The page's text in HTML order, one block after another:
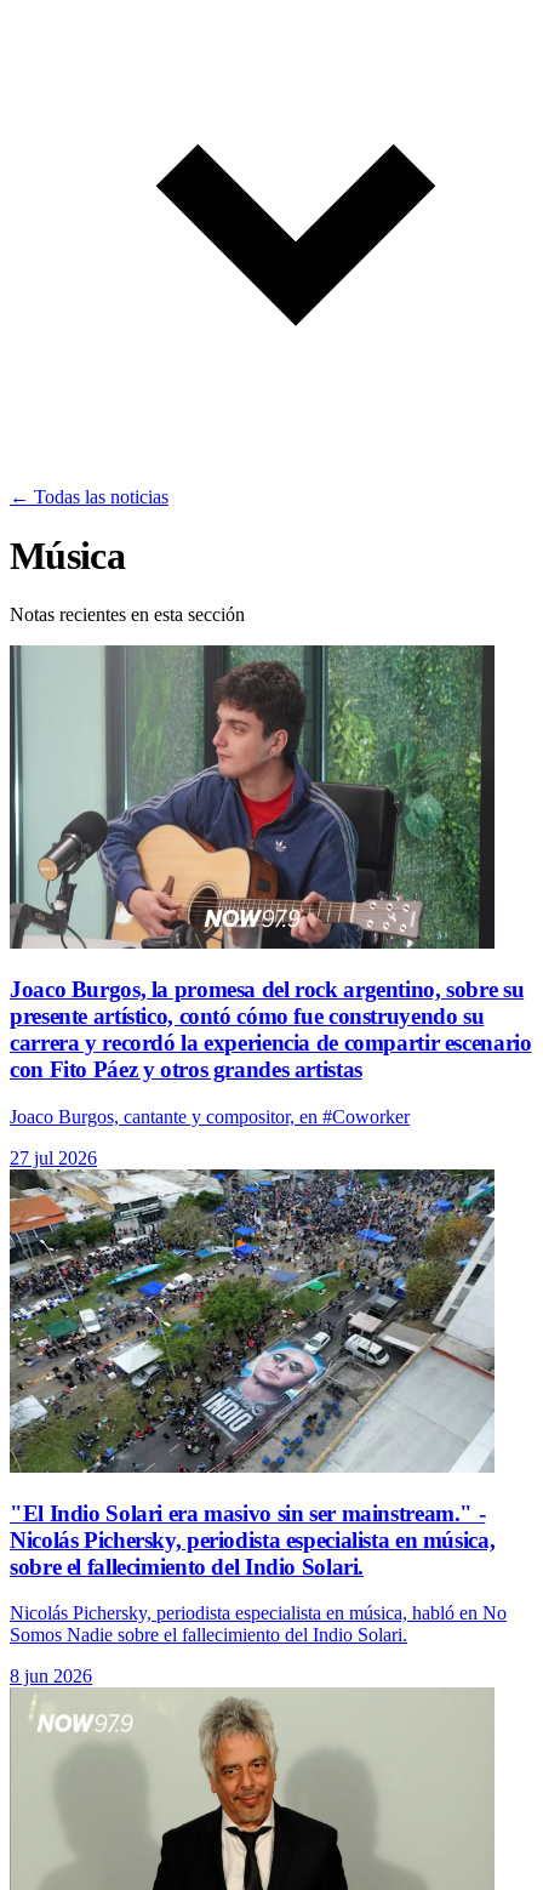
← Todas las noticias
Música
Notas recientes en esta sección
Joaco Burgos, la promesa del rock argentino, sobre su
presente artístico, contó cómo fue construyendo su
carrera y recordó la experiencia de compartir escenario
con Fito Páez y otros grandes artistas
Joaco Burgos, cantante y compositor, en #Coworker
27 jul 2026
"El Indio Solari era masivo sin ser mainstream." -
Nicolás Pichersky, periodista especialista en música,
sobre el fallecimiento del Indio Solari.
Nicolás Pichersky, periodista especialista en música, habló en No
Somos Nadie sobre el fallecimiento del Indio Solari.
8 jun 2026